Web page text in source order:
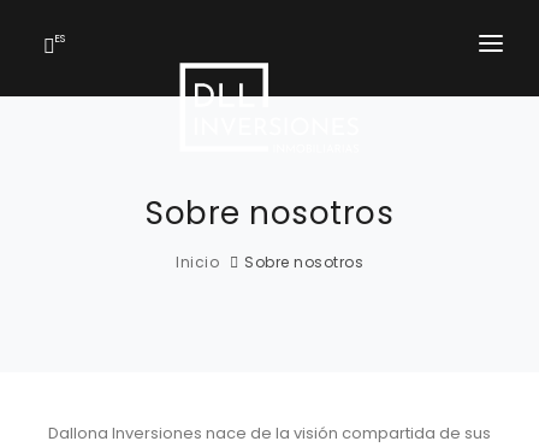
ES
INICIO
SOBRE NOSOTROSSobre nosotros
Inicio Sobre nosotros
Dallona Inversiones nace de la visión compartida de sus